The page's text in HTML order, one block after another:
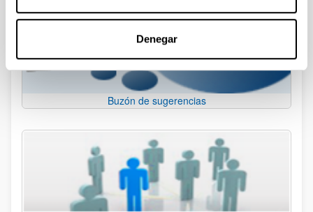
Denegar
Buzón de sugerencias